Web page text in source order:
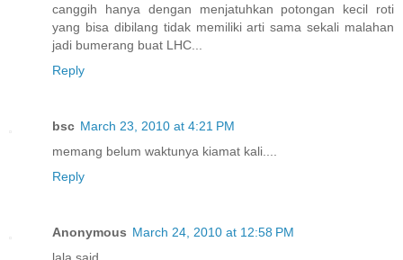
canggih hanya dengan menjatuhkan potongan kecil roti
yang bisa dibilang tidak memiliki arti sama sekali malahan
jadi bumerang buat LHC...
Reply
bsc March 23, 2010 at 4:21 PM
memang belum waktunya kiamat kali....
Reply
Anonymous March 24, 2010 at 12:58 PM